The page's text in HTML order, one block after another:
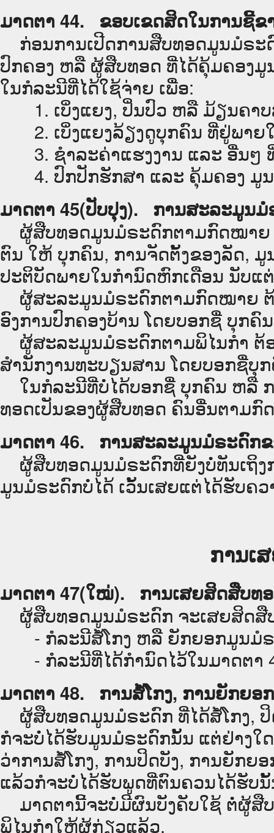
ມາດຕາ 44. ຂອບເຂດສິດໃນການຊີ້
ກ່ອນການເປີດການສືບທອດມູນມໍຣ
ປົກຄອງ ຫລື ຜູ້ສືບທອດ ທີ່ໄດ້ຄຸ້ມຄອງ
ໃນກໍລະນີທີ່ໄດ້ໃຊ້ຈ່າຍ ເພື່ອ:
1. ເບິ່ງແຍງ, ປິ່ນປົວ ຫລື ມ້ຽນຄາບ
2. ເບິ່ງແຍງລ້ຽງດູບຸກຄົນ ທີ່ຢູ່ພາຍ
3. ຊຳລະຄ່າແຮງງານ ແລະ ອື່ນໆ
4. ປົກປັກຮັກສາ ແລະ ຄຸ້ມຄອງ ມູ
ມາດຕາ 45(ປັບປຸງ). ການສະລະມູນ
ຜູ້ສືບທອດມູນມໍຣະດົກຕາມກົດໝາຍ
ຕົນ ໃຫ້ ບຸກຄົນ, ການຈັດຕັ້ງຂອງລັດ,
ປະຕິບັດພາຍໃນກຳນົດຫົກເດືອນ ນັບແ
ຜູ້ສະລະມູນມໍຣະດົກຕາມກົດໝາຍ ຕ້
ອົງການປົກຄອງບ້ານ ໂດຍບອກຊື່ ບຸກ
ຜູ້ສະລະມູນມໍຣະດົກຕາມພິໄນກຳ ຕ້
ສຳນັກງານທະບຽນສານ ໂດຍບອກຊື່
ໃນກໍລະນີທີ່ບໍ່ໄດ້ບອກຊື່ ບຸກຄົນ ຫລື
ທອດເປັນຂອງຜູ້ສືບທອດ ຄົນອື່ນຕາມ
ມາດຕາ 46. ການສະລະມູນມໍຣະດົກ
ຜູ້ສືບທອດມູນມໍຣະດົກທີ່ຍັງບໍ່ທັນເຖິງ
ມູນມໍຣະດົກບໍ່ໄດ້ ເວັ້ນເສຍແຕ່ໄດ້ຮັບຄ
ການເ
ມາດຕາ 47(ໃໝ່). ການເສຍສິດສືບທ
ຜູ້ສືບທອດມູນມໍຣະດົກ ຈະເສຍສິດສື
- ກໍລະນີສໍ້ໂກງ ຫລື ຍັກຍອກມູນມໍ
- ກໍລະນີທີ່ໄດ້ກຳນົດໄວ້ໃນມາດຕາ
ມາດຕາ 48. ການສໍ້ໂກງ, ການຍັກຍອ
ຜູ້ສືບທອດມູນມໍຣະດົກ ທີ່ໄດ້ສໍ້ໂກງ,
ກໍຈະບໍ່ໄດ້ຮັບມູນມໍຣະດົກນັ້ນ ແຕ່ຢ່າງໃ
ວ່າການສໍ້ໂກງ, ການປິດບັງ, ການຍັກ
ແລ້ວກໍຈະບໍ່ໄດ້ຮັບພູດທີ່ຕົນຄວນໄດ້ຮັບ
ມາດຕານີ້ຈະບໍ່ມີຜົນບັງຄັບໃຊ້ ຕໍ່ຜູ້ສື
ພິໄນກຳໃຫ້ຜູ້ກ່ຽວແລ້ວ.